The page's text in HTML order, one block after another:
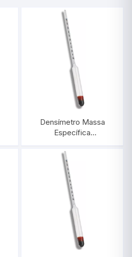
Densímetro Massa
Específica
INCOTERM 5594